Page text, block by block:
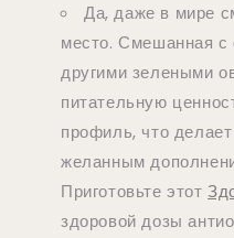
Да, даже в мире
место. Смешанная с
другими зелеными
питательную
профиль, что
желанным
Приготовьте этот
здоровой дозы